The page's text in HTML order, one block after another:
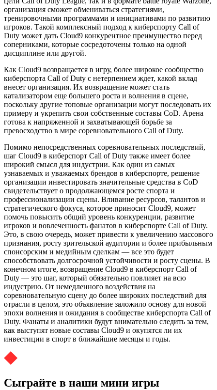
организация сможет обмениваться стратегиями,
тренировочными программами и инициативами по развитию
игроков. Такой комплексный подход к киберспорту Call of
Duty может дать Cloud9 конкурентное преимущество перед
соперниками, которые сосредоточены только на одной
дисциплине или другой.
Как Cloud9 возвращается в игру, более широкое сообщество
киберспорта Call of Duty с нетерпением ждет, какой вклад
внесет организация. Их возвращение может стать
катализатором еще большего роста и волнения в сцене,
поскольку другие топовые организации могут последовать их
примеру и укрепить свои собственные составы CoD. Арена
готова к напряженной и захватывающей борьбе за
превосходство в мире соревновательного Call of Duty.
Помимо непосредственных соревновательных последствий,
шаг Cloud9 в киберспорт Call of Duty также имеет более
широкий смысл для индустрии. Как один из самых
узнаваемых и уважаемых брендов в киберспорте, решение
организации инвестировать значительные средства в CoD
свидетельствует о продолжающемся росте спорта и
профессионализации сцены. Вливание ресурсов, талантов и
стратегического фокуса, которое приносит Cloud9, может
помочь повысить общий уровень конкуренции, развитие
игроков и вовлеченность фанатов в киберспорте Call of Duty.
Это, в свою очередь, может привести к увеличению массового
признания, росту зрительской аудитории и более прибыльным
спонсорским и медийным сделкам — все это будет
способствовать долгосрочной устойчивости и росту сцены. В
конечном итоге, возвращение Cloud9 в киберспорт Call of
Duty — это шаг, который обязательно повлияет на всю
индустрию. От немедленного воздействия на
соревновательную сцену до более широких последствий для
отрасли в целом, это объявление заложило основу для новой
эпохи волнения и ожидания в сообществе киберспорта Call of
Duty. Фанаты и аналитики будут внимательно следить за тем,
как выступят новые составы Cloud9 и окупятся ли их
инвестиции в спорт в ближайшие месяцы и годы.
Сыграйте в наши мини игры